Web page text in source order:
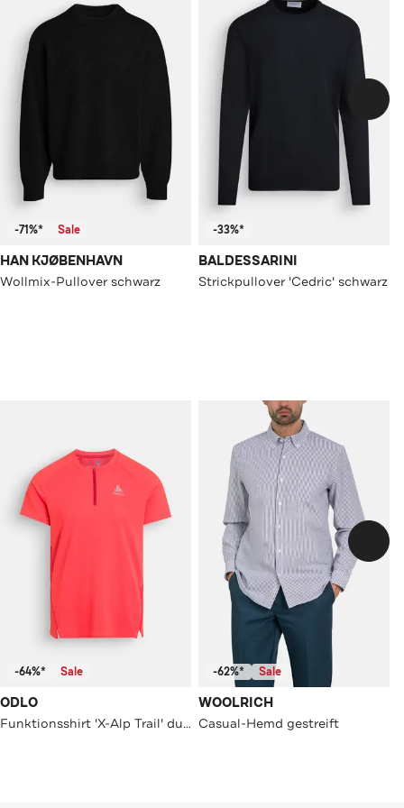
-71%* Sale
HAN KJØBENHAVN
Wollmix-Pullover schwarz
-33%*
BALDESSARINI
Strickpullover 'Cedric' schwarz
-64%* Sale
ODLO
Funktionsshirt 'X-Alp Trail' dunkelorange
-62%* Sale
WOOLRICH
Casual-Hemd gestreift